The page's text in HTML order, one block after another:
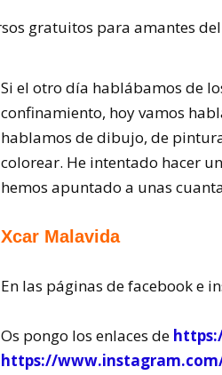
Si el otro día hablábamos de
confinamiento, hoy vamos
hablamos de dibujo, de
colorear. He intentado hacer
hemos apuntado a unas
Xcar Malavida
En las páginas de facebook e
Os pongo los enlaces de
https://